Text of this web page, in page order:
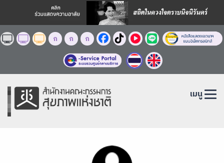
ก ก ก
เมนู